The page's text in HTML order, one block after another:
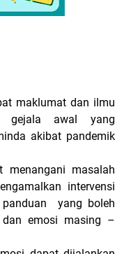
maklumat dan ilmu
gejala awal yang
akibat pandemik
masalah
intervensi
panduan yang boleh
dan emosi masing –